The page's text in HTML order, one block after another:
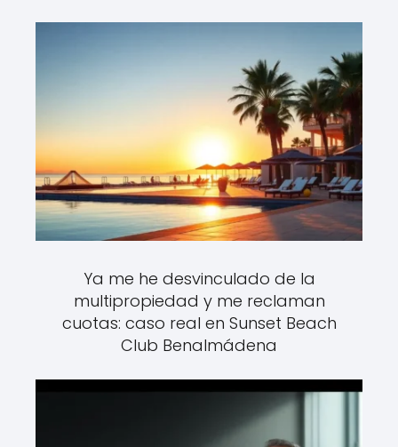
Ya me he desvinculado de la
multipropiedad y me reclaman
cuotas: caso real en Sunset Beach
Club Benalmádena